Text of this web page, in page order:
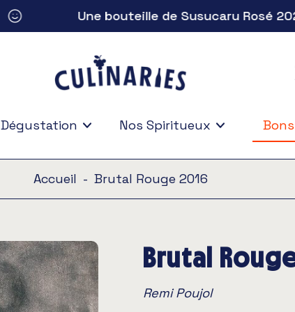
Une bouteille de Susucaru Rosé
Dégustation Nos Spiritueux
Accueil - Brutal Rouge 2016
Brutal
Remi Poujol